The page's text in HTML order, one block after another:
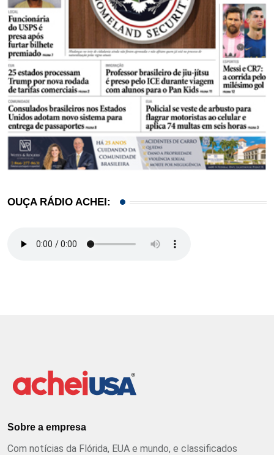
OUÇA RÁDIO ACHEI:
Sobre a empresa
Com notícias da Flórida, EUA e mundo, e classificados